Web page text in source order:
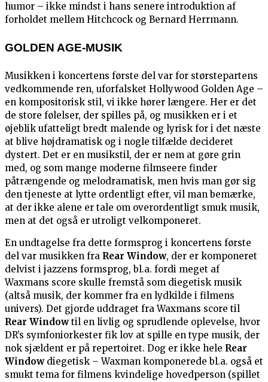
humor – ikke mindst i hans senere introduktion af
forholdet mellem Hitchcock og Bernard Herrmann.
GOLDEN AGE-MUSIK
Musikken i koncertens første del var for størstepartens
vedkommende ren, uforfalsket Hollywood Golden Age –
en kompositorisk stil, vi ikke hører længere. Her er det
de store følelser, der spilles på, og musikken er i et
øjeblik ufatteligt bredt malende og lyrisk for i det næste
at blive højdramatisk og i nogle tilfælde decideret
dystert. Det er en musikstil, der er nem at gøre grin
med, og som mange moderne filmseere finder
påtrængende og melodramatisk, men hvis man gør sig
den tjeneste at lytte ordentligt efter, vil man bemærke,
at der ikke alene er tale om overordentligt smuk musik,
men at det også er utroligt velkomponeret.
En undtagelse fra dette formsprog i koncertens første
del var musikken fra Rear Window, der er komponeret
delvist i jazzens formsprog, bl.a. fordi meget af
Waxmans score skulle fremstå som diegetisk musik
(altså musik, der kommer fra en lydkilde i filmens
univers). Det gjorde uddraget fra Waxmans score til
Rear Windowtil en livlig og sprudlende oplevelse, hvor
DR’s symfoniorkester fik lov at spille en type musik, der
nok sjældent er på repertoiret. Dog er ikke hele Rear
Windowdiegetisk – Waxman komponerede bl.a. også et
smukt tema for filmens kvindelige hovedperson (spillet